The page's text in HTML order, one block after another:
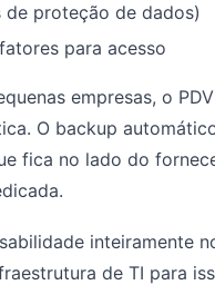
de proteção de dados)
para acesso
empresas, o
O backup
fica no lado do
inteiramente
de TI para